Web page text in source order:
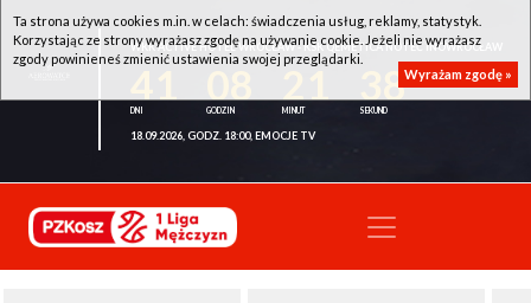
WKK ACTIVE HOTEL WROCŁAW - KSK QEMETICA NOTEĆ INOWROCŁAW
38
18.09.2026, GODZ. 18:00, EMOCJE TV
Ta strona używa cookies m.in. w celach: świadczenia usług, reklamy, statystyk.
Korzystając ze strony wyrażasz zgodę na używanie cookie. Jeżeli nie wyrażasz
zgody powinieneś zmienić ustawienia swojej przeglądarki.
Wyrażam zgodę »